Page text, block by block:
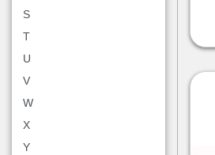
S
T
U
V
W
X
Y